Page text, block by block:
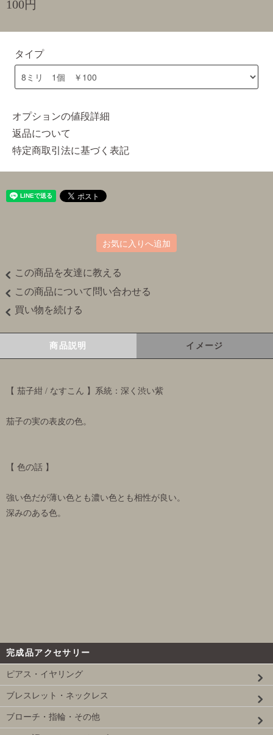
100円
タイプ
オプションの値段詳細
返品について
特定商取引法に基づく表記
お気に入りへ追加
この商品を友達に教える
この商品について問い合わせる
買い物を続ける
商品説明 イメージ
【 茄子紺 / なすこん 】系統：深く渋い紫
茄子の実の表皮の色。
【 色の話 】
強い色だが薄い色とも濃い色とも相性が良い。
深みのある色。
完成品アクセサリー
ピアス・イヤリング
ブレスレット・ネックレス
ブローチ・指輪・その他